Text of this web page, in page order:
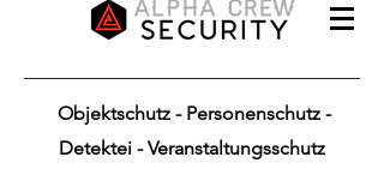
Objektschutz - Personenschutz -
Detektei - Veranstaltungsschutz